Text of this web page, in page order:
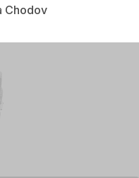
Chodov